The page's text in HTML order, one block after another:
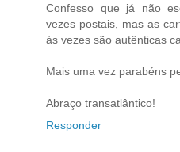
Confesso que já não
vezes postais, mas as
às vezes são autênticas
Mais uma vez parabéns
Abraço transatlântico!
Responder